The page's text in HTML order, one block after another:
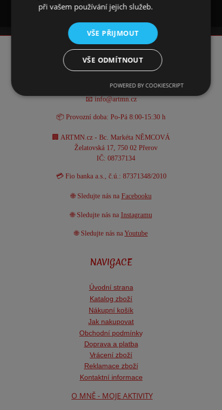
KONTAKT
📧 info@artmn.cz
📦 Provozní doba: Po-Pá 8:00-15:30 h
🏢 ARTMN.cz - Bc. Markéta NĚMCOVÁ
Želatovská 17, 750 02 Přerov
IČ: 08737134
💳 Fio banka a.s., č.ú.: 87371348/2010
🌐 Sledujte nás na Facebooku
🌐 Sledujte nás na Instagramu
🌐 Sledujte nás na Youtube
NAVIGACE
Úvodní strana
Katalog zboží
Nákupní košík
Jak nakupovat
Obchodní podmínky
Doprava a platba
Vrácení zboží
Reklamace zboží
Kontaktní informace
O MNĚ - MOJE AKTIVITY
při vašem používání jejich služeb.
VŠE PŘIJMOUT
VŠE ODMÍTNOUT
POWERED BY COOKIESCRIPT